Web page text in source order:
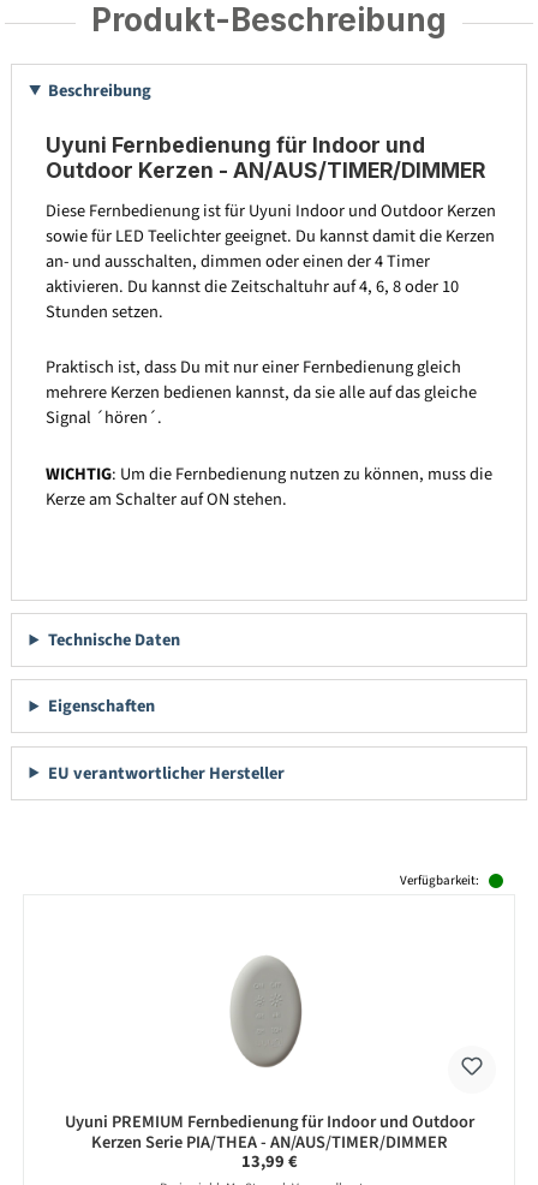
Produkt-Beschreibung
Beschreibung
Uyuni Fernbedienung für Indoor und
Outdoor Kerzen - AN/AUS/TIMER/DIMMER
Diese Fernbedienung ist für Uyuni Indoor und Outdoor Kerzen
sowie für LED Teelichter geeignet. Du kannst damit die Kerzen
an- und ausschalten, dimmen oder einen der 4 Timer
aktivieren. Du kannst die Zeitschaltuhr auf 4, 6, 8 oder 10
Stunden setzen.
Praktisch ist, dass Du mit nur einer Fernbedienung gleich
mehrere Kerzen bedienen kannst, da sie alle auf das gleiche
Signal ´hören´.
WICHTIG: Um die Fernbedienung nutzen zu können, muss die
Kerze am Schalter auf ON stehen.
Technische Daten
Eigenschaften
EU verantwortlicher Hersteller
Verfügbarkeit:
Uyuni PREMIUM Fernbedienung für Indoor und Outdoor
Kerzen Serie PIA/THEA - AN/AUS/TIMER/DIMMER
Regulärer Preis:
13,99 €